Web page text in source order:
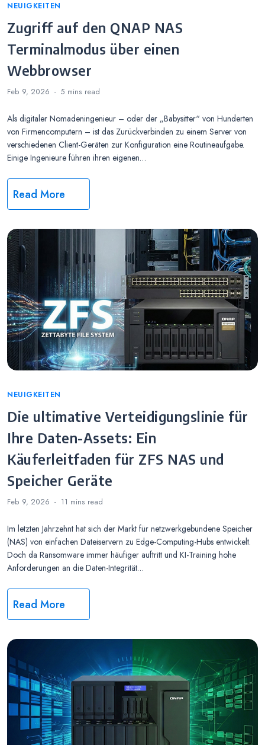
Categories
NEUIGKEITEN
Zugriff auf den QNAP NAS
Terminalmodus über einen
Webbrowser
Feb 9, 2026 5 mins read
Als digitaler Nomadeningenieur – oder der „Babysitter“ von Hunderten
von Firmencomputern – ist das Zurückverbinden zu einem Server von
verschiedenen Client-Geräten zur Konfiguration eine Routineaufgabe.
Einige Ingenieure führen ihren eigenen…
Read More
Categories
NEUIGKEITEN
Die ultimative Verteidigungslinie für
Ihre Daten-Assets: Ein
Käuferleitfaden für ZFS NAS und
Speicher Geräte
Feb 9, 2026 11 mins read
Im letzten Jahrzehnt hat sich der Markt für netzwerkgebundene Speicher
(NAS) von einfachen Dateiservern zu Edge-Computing-Hubs entwickelt.
Doch da Ransomware immer häufiger auftritt und KI-Training hohe
Anforderungen an die Daten-Integrität…
Read More